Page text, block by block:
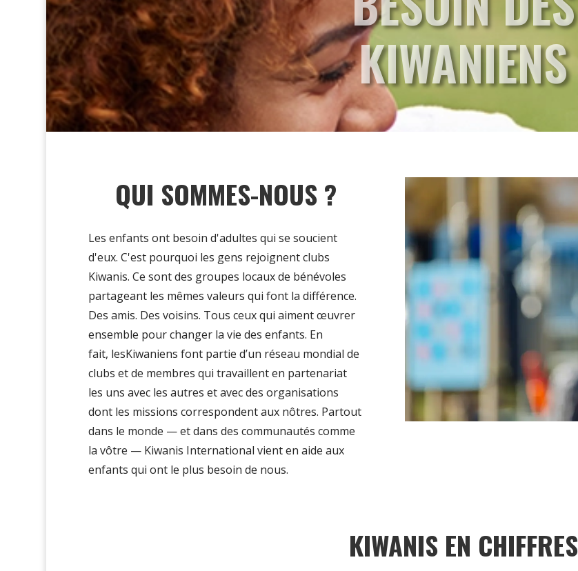
KIWANIENS
QUI SOMMES-NOUS ?
Les enfants ont besoin d'adultes qui se soucient
d'eux. C'estpourquoi les gens rejoignent clubs
Kiwanis. Ce sont des groupes locaux de bénévoles
partageant les mêmes valeurs qui font la différence.
Des amis. Des voisins. Tous ceux qui aiment œuvrer
ensemble pour changer la vie des enfants. En
fait, lesKiwaniens font partie d’un réseau mondial de
clubs et de membres qui travaillent en partenariat
les uns avec les autres et avec des organisations
dont les missions correspondent aux nôtres. Partout
dans le monde — et dans des communautés comme
la vôtre — Kiwanis International vient en aide aux
enfants qui ont le plus besoin de nous.
KIWANIS EN CHIFFRES